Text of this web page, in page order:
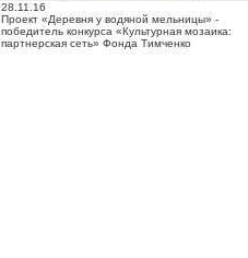
28.11.16
Проект «Деревня у водяной мельницы» -
победитель конкурса «Культурная мозаика:
партнерская сеть» Фонда Тимченко